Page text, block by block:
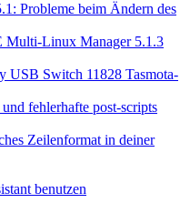
Probleme beim Ändern des
Multi-Linux Manager 5.1.3
Switch 11828 Tasmota-
fehlerhafte post-scripts
Zeilenformat in deiner
benutzen